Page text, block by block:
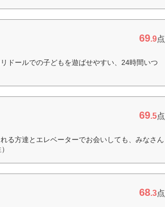
69.9点
ドールでの子どもを遊ばせやすい、24時間いつ
69.5点
る方達とエレベーターでお会いしても、みなさん
68.3点